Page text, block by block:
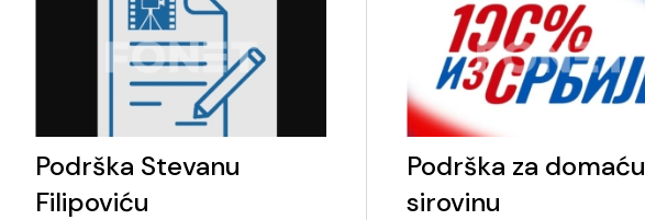
Podrška Stevanu
Filipoviću
Podrška za domaću
sirovinu